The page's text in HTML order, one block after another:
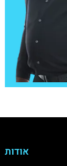
אודות